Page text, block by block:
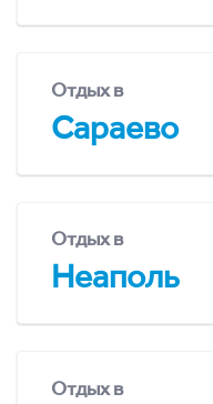
Отдых в
Сараево
Отдых в
Неаполь
Отдых в